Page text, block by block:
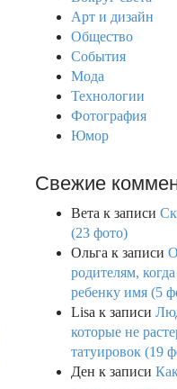
Арт и дизайн
Общество
События
Мода
Технологии
Фотография
Юмор
Свежие
Вета к записи
(23 фото)
Ольга к записи
родителям,
ребенку имя (5
Lisa к записи
которые не
татуировок (19
Ден к записи